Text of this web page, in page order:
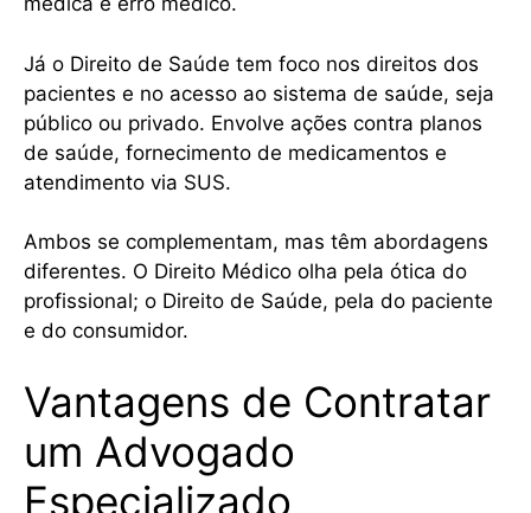
Já o Direito de Saúde tem foco nos direitos dos
pacientes e no acesso ao sistema de saúde, seja
público ou privado. Envolve ações contra planos
de saúde, fornecimento de medicamentos e
atendimento via SUS.
Ambos se complementam, mas têm abordagens
diferentes. O Direito Médico olha pela ótica do
profissional; o Direito de Saúde, pela do paciente
e do consumidor.
Vantagens de Contratar
um Advogado
Especializado